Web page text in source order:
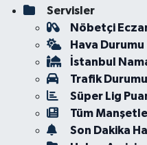
Servisler
Nöbetçi
Hava Durumu
İstanbul
Trafik Durumu
Süper Lig
Tüm
Son Dakika